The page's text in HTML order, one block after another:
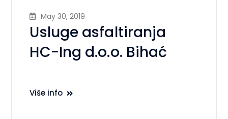
May 30, 2019
Usluge asfaltiranja
HC-Ing d.o.o. Bihać
Više info